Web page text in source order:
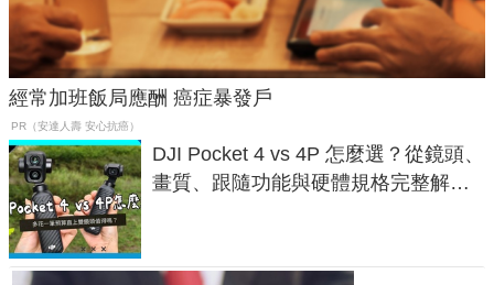
經常加班飯局應酬 癌症暴發戶
PR（安達人壽 安心抗癌）
DJI Pocket 4 vs 4P 怎麼選？從鏡頭、
畫質、跟隨功能與硬體規格完整解